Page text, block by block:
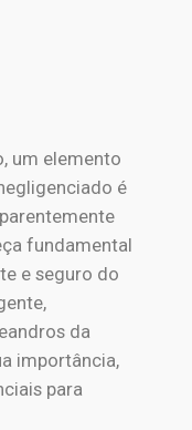
um elemento
é
fundamental
e seguro do
da
importância,
para